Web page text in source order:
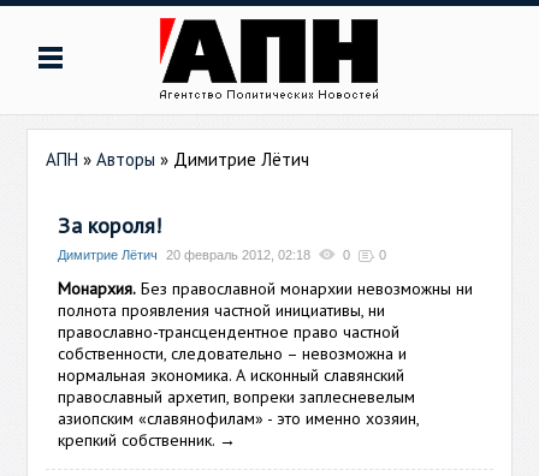
АПН »Авторы » Димитрие Лётич
За короля!
Димитрие Лётич 20 февраль 2012, 02:18 0 0
Монархия. Без православной монархии невозможны ни
полнота проявления частной инициативы, ни
православно-трансцендентное право частной
собственности, следовательно – невозможна и
нормальная экономика. А исконный славянский
православный архетип, вопреки заплесневелым
азиопским «славянофилам» - это именно хозяин,
крепкий собственник. →